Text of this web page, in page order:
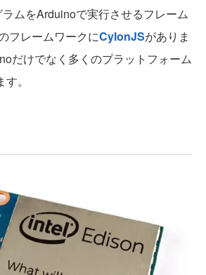
ムをArduinoで実行させるフレーム
フレームワークにCylonJSがありま
だけでなく多くのプラットフォーム
。